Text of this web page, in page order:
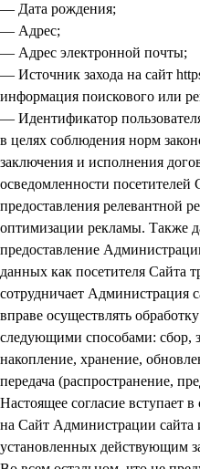
— Дата рождения;
— Адрес;
— Адрес электронной почты;
— Источник захода на сайт
информация поискового или
— Идентификатор
в целях соблюдения норм
заключения и исполнения
осведомленности посетителей
предоставления релевантной
оптимизации рекламы. Также
предоставление
данных как посетителя Сайта
сотрудничает Администрация
вправе осуществлять
следующими способами: сбор,
накопление, хранение,
передача (распространение,
Настоящее согласие вступает
на Сайт Администрации сайта
установленных действующим